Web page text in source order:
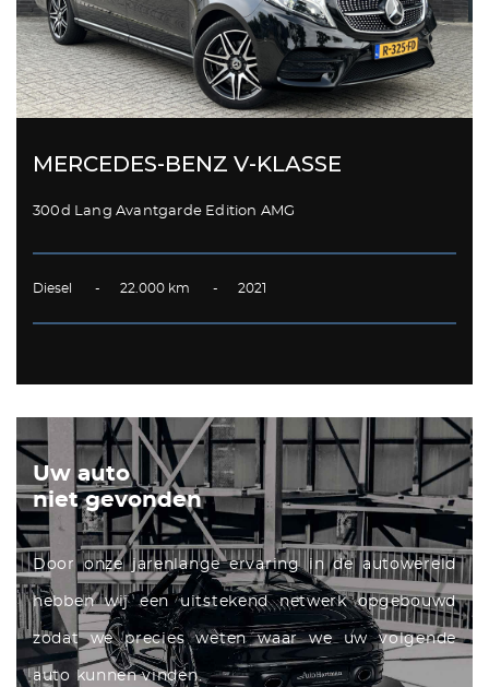
MERCEDES-BENZ V-KLASSE
300d Lang Avantgarde Edition AMG
Diesel - 22.000 km - 2021
Uw auto
niet gevonden
Door onze jarenlange ervaring in de autowereld
hebben wij een uitstekend netwerk opgebouwd
zodat we precies weten waar we uw volgende
auto kunnen vinden.